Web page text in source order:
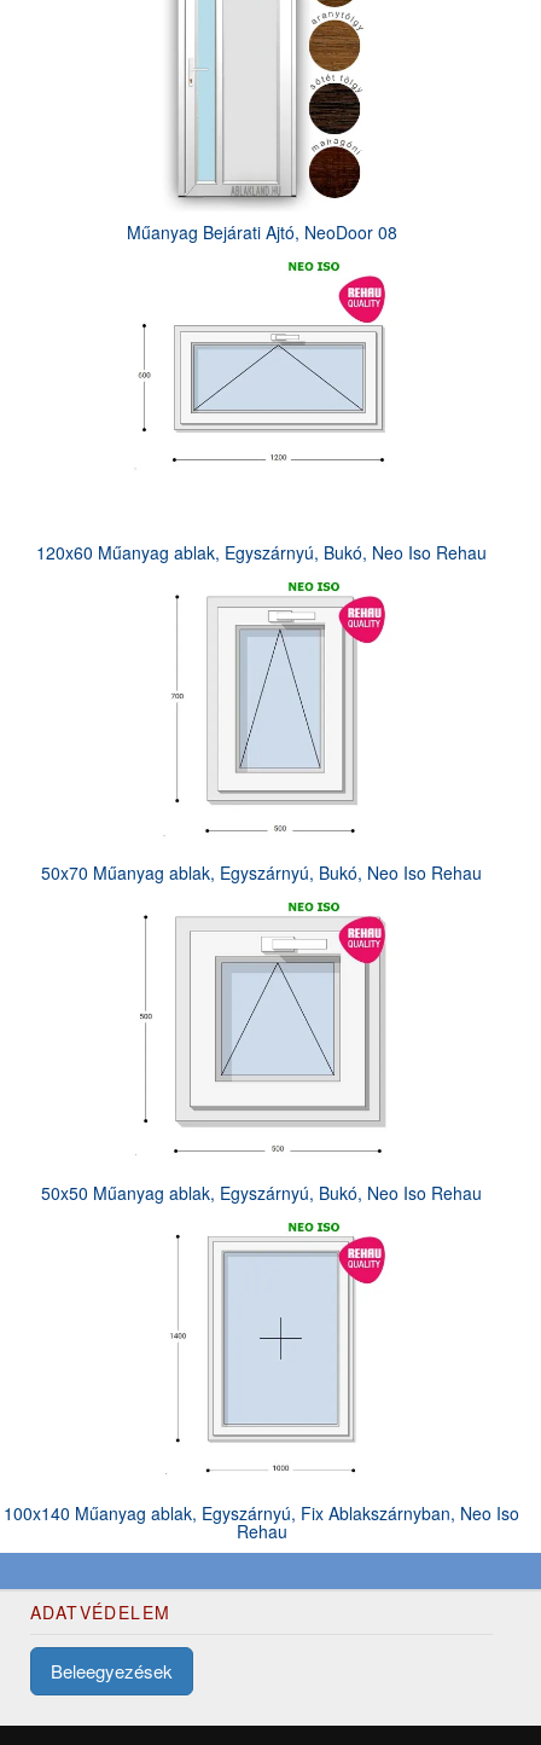
Műanyag Bejárati Ajtó, NeoDoor 08
120x60 Műanyag ablak, Egyszárnyú, Bukó, Neo Iso Rehau
50x70 Műanyag ablak, Egyszárnyú, Bukó, Neo Iso Rehau
50x50 Műanyag ablak, Egyszárnyú, Bukó, Neo Iso Rehau
100x140 Műanyag ablak, Egyszárnyú, Fix Ablakszárnyban, Neo Iso
Rehau
ADATVÉDELEM
Beleegyezések